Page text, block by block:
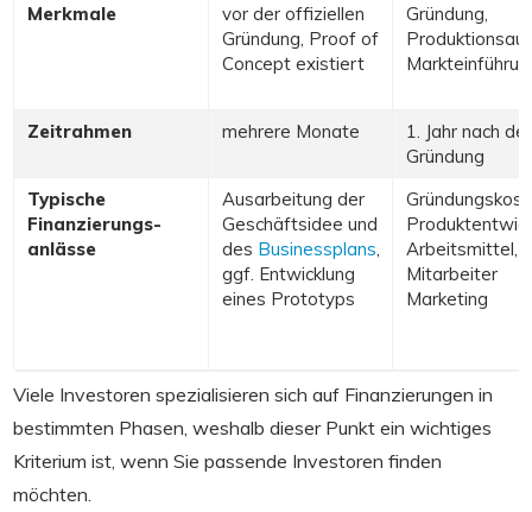
Merkmale
vor der offiziellen
Gründung, Proof of
Concept existiert
Gründung,
Zeitrahmen mehrere Monate
1. Jahr nach der
Gründung
Typische
Finanzierungs-
anlässe
Ausarbeitung der
Geschäftsidee und
des Businessplans,
ggf. Entwicklung
eines Prototyps
Arbeitsmittel,
Mitarbeiter
Marketing
Viele Investoren spezialisieren sich auf Finanzierungen in
bestimmten Phasen, weshalb dieser Punkt ein wichtiges
Kriterium ist, wenn Sie passende Investoren finden
möchten.